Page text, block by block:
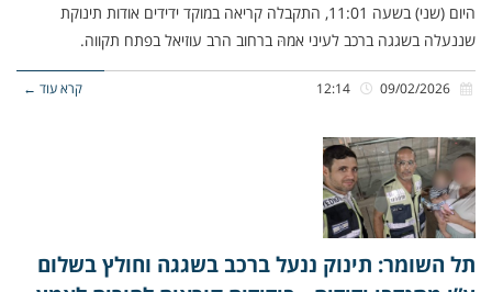
היום (שני) בשעה 11:01, התקבלה קריאה במוקד ידידים אודות תינוקת
שננעלה בשגגה ברכב לעיני אמהּ ברחוב הרב עוזיאל בפתח תקווה.
קרא עוד ←
תל השומר: תינוק ננעל ברכב בשגגה וחולץ בשלום